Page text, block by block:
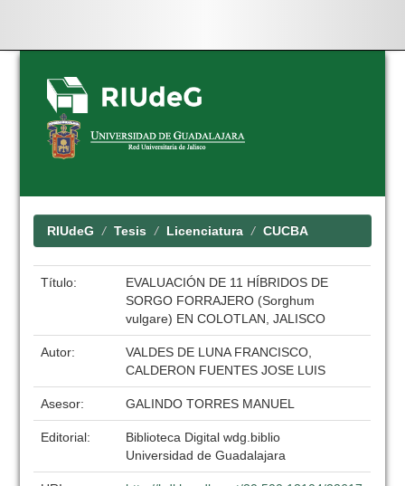
Skip
navigation
RIUdeG Tesis Licenciatura CUCBA
Título:
EVALUACIÓN DE 11 HÍBRIDOS DE
SORGO FORRAJERO (Sorghum
vulgare) EN COLOTLAN, JALISCO
Autor:
VALDES DE LUNA FRANCISCO,
CALDERON FUENTES JOSE LUIS
Asesor: GALINDO TORRES MANUEL
Editorial:
Biblioteca Digital wdg.biblio
Universidad de Guadalajara